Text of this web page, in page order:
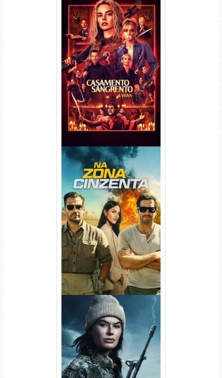
Casamento Sangrento: A
Viúva Torrent (2026) WEB-DL
720p/1080p/4K Dual Áudio
Na Zona Cinzenta Torrent
(2026) WEB-DL 1080p/4K
Dual Áudio
Balística Torrent (2025) WEB-
DL 1080p Dual Áudio